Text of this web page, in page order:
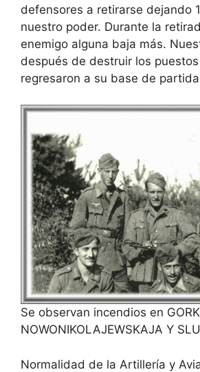
defensores a retirarse dejando
nuestro poder. Durante la
enemigo alguna baja más.
después de destruir los
regresaron a su base de
Se observan incendios en
NOWONIKOLAJEWSKAJA Y
Normalidad de la Artillería y